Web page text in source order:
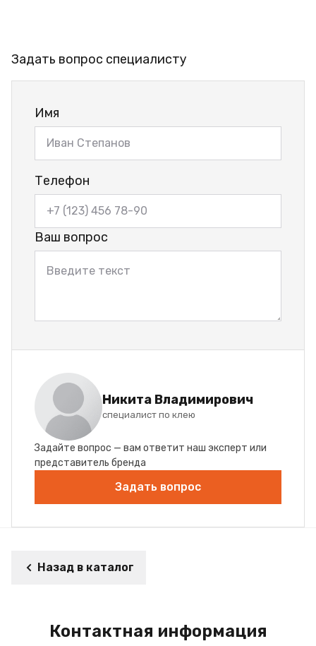
Задать вопрос специалисту
Имя
Телефон
Ваш вопрос
Никита Владимирович
специалист по клею
Задайте вопрос — вам ответит наш эксперт или
представитель бренда
Задать вопрос
Назад в каталог
Контактная информация